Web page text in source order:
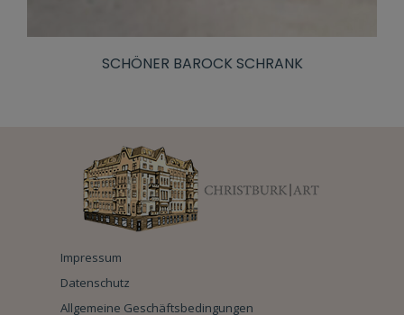
SCHÖNER BAROCK SCHRANK
Impressum
Datenschutz
Allgemeine Geschäftsbedingungen